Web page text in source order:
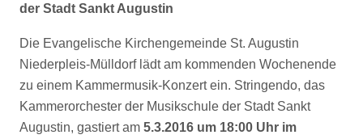
der Stadt Sankt Augustin
Die Evangelische Kirchengemeinde St. Augustin
Niederpleis-Mülldorf lädt am kommenden Wochenende
zu einem Kammermusik-Konzert ein. Stringendo, das
Kammerorchester der Musikschule der Stadt Sankt
Augustin, gastiert am 5.3.2016 um 18:00 Uhr im